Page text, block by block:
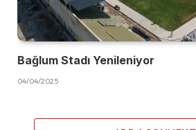
Bağlum Stadı Yenileniyor
04/04/2025